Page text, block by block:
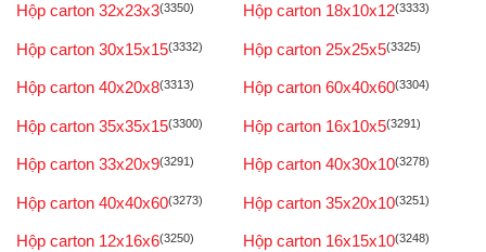
Hộp carton 32x23x3(3350) Hộp carton 18x10x12(3333)
Hộp carton 30x15x15(3332) Hộp carton 25x25x5(3325)
Hộp carton 40x20x8(3313) Hộp carton 60x40x60(3304)
Hộp carton 35x35x15(3300) Hộp carton 16x10x5(3291)
Hộp carton 33x20x9(3291) Hộp carton 40x30x10(3278)
Hộp carton 40x40x60(3273) Hộp carton 35x20x10(3251)
Hộp carton 12x16x6(3250) Hộp carton 16x15x10(3248)